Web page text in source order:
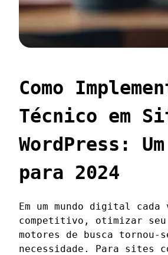
Como
Técnico em
WordPress:
para 2024
Em um mundo digital cada
competitivo, otimizar
motores de busca tornou-
necessidade. Para sites